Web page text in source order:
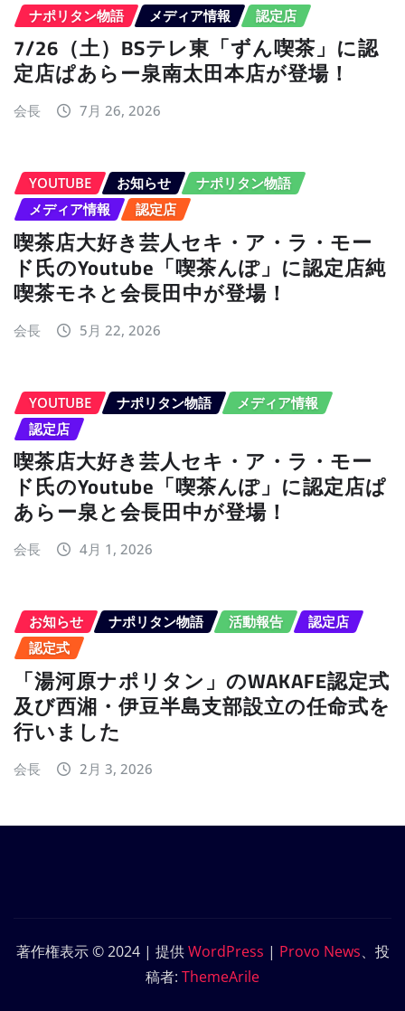
ナポリタン物語 メディア情報 認定店
7/26（土）BSテレ東「ずん喫茶」に認
定店ぱあらー泉南太田本店が登場！
会長 7月 26, 2026
YOUTUBE お知らせ
ナポリタン物語
メディア情報
認定店
喫茶店大好き芸人セキ・ア・ラ・モー
ド氏のYoutube「喫茶んぽ」に認定店純
喫茶モネと会長田中が登場！
会長 5月 22, 2026
YOUTUBE ナポリタン物語
メディア情報
認定店
喫茶店大好き芸人セキ・ア・ラ・モー
ド氏のYoutube「喫茶んぽ」に認定店ぱ
あらー泉と会長田中が登場！
会長 4月 1, 2026
お知らせ ナポリタン物語 活動報告
認定店
認定式
「湯河原ナポリタン」のWAKAFE認定式
及び西湘・伊豆半島支部設立の任命式を
行いました
会長 2月 3, 2026
著作権表示 © 2024 | 提供WordPress | Provo News、投
稿者: ThemeArile